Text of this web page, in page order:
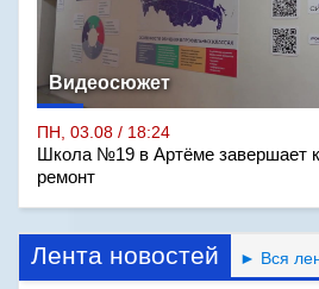
Видеосюжет
ПН, 03.08 / 18:24
Школа №19 в Артёме завершает
ремонт
Лента новостей ► Вся